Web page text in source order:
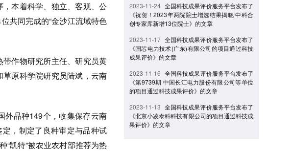
本着科学、独立、客观、公
共同完成的“金沙江流域特色
作物研究所主任、研究员黄
原科学院研究员陆斌，云南
品种149个，收集保存云南
，制定了良种审定与品种试
“凯特”被农业农村部推荐为热
2023-11-24 全国科技成果评价服务平台发布了
《祝贺！2023年两院院士增选结果揭晓 中科合
创专家库新增13位院士》的文章
2023-11-17 全国科技成果评价服务平台发布了
《国芯电力技术(广东)有限公司的项目通过科技
成果评价》的文章
2023-11-16 全国科技成果评价服务平台发布了
《第9739期 中国长江电力股份有限公司等单位
的项目通过科技成果评价》的文章
2023-11-13 全国科技成果评价服务平台发布了
《北京小凌泰科科技有限公司的项目通过科技成
果评价》的文章